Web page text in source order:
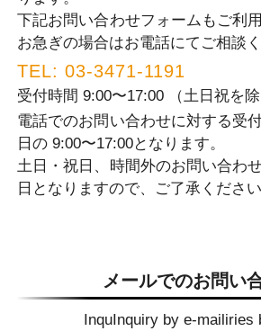
下記お問い合わせフォームもご利
お急ぎの場合はお電話にてご相談く
TEL:03-3471-1191
受付時間 9:00〜17:00 （⼟⽇祝を除
電話でのお問い合わせに対する受
⽇の 9:00〜17:00となります。
⼟⽇・祝⽇、時間外のお問い合わ
⽇となりますので、ご了承ください
メールでのお問い
InquInquiry by e-mailiries